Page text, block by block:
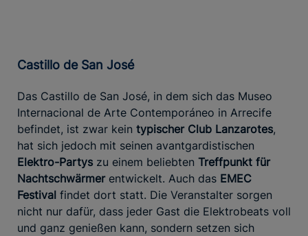
Castillo de San José
Das Castillo de San José, in dem sich das Museo
Internacional de Arte Contemporáneo in Arrecife
befindet, ist zwar kein typischer Club Lanzarotes,
hat sich jedoch mit seinen avantgardistischen
Elektro-Partys zu einem beliebten Treffpunkt für
Nachtschwärmerentwickelt. Auch das EMEC
Festival findet dort statt. Die Veranstalter sorgen
nicht nur dafür, dass jeder Gast die Elektrobeats voll
und ganz genießen kann, sondern setzen sich